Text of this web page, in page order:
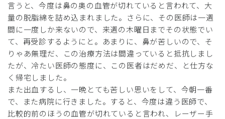
言うと、今度は鼻の奥の血管が切れていると言われて、大
量の脱脂綿を詰め込まれました。さらに、その医師は一週
間に一度しか来ないので、来週の木曜日までその状態でい
て、再受診するようにと。あまりに、鼻が苦しいので、そ
りゃあ無理だ、この治療方法は間違っていると抵抗しまし
たが、冷たい医師の態度に、この医者はだめだ、と仕方な
く帰宅しました。
また出血するし、一晩とても苦しい思いをして、今朝一番
で、また病院に行きました。すると、今度は違う医師で、
比較的前のほうの血管が切れていると言われ、レーザー手